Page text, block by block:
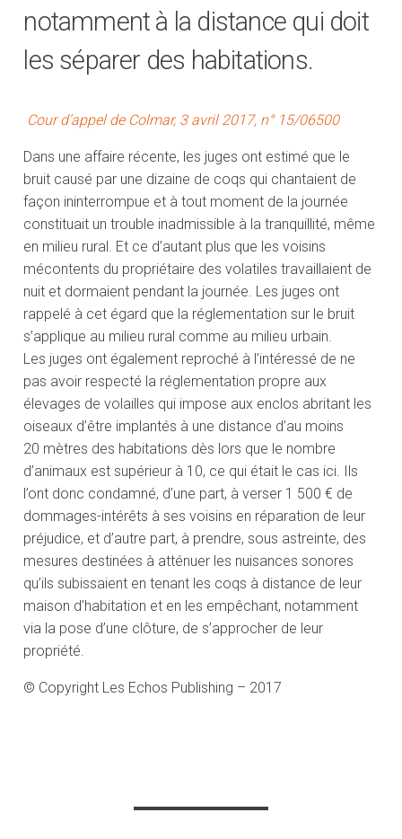
notamment à la distance qui doit
les séparer des habitations.
Cour d’appel de Colmar, 3 avril 2017, n° 15/06500
Dans une affaire récente, les juges ont estimé que le
bruit causé par une dizaine de coqs qui chantaient de
façon ininterrompue et à tout moment de la journée
constituait un trouble inadmissible à la tranquillité, même
en milieu rural. Et ce d’autant plus que les voisins
mécontents du propriétaire des volatiles travaillaient de
nuit et dormaient pendant la journée. Les juges ont
rappelé à cet égard que la réglementation sur le bruit
s’applique au milieu rural comme au milieu urbain.
Les juges ont également reproché à l’intéressé de ne
pas avoir respecté la réglementation propre aux
élevages de volailles qui impose aux enclos abritant les
oiseaux d’être implantés à une distance d’au moins
20 mètres des habitations dès lors que le nombre
d’animaux est supérieur à 10, ce qui était le cas ici. Ils
l’ont donc condamné, d’une part, à verser 1 500 € de
dommages-intérêts à ses voisins en réparation de leur
préjudice, et d’autre part, à prendre, sous astreinte, des
mesures destinées à atténuer les nuisances sonores
qu’ils subissaient en tenant les coqs à distance de leur
maison d’habitation et en les empêchant, notamment
via la pose d’une clôture, de s’approcher de leur
propriété.
© Copyright Les Echos Publishing – 2017